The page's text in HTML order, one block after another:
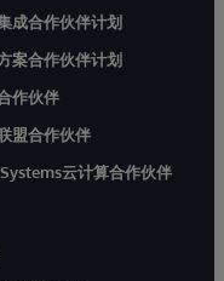
成合作伙伴计划
案合作伙伴计划
作伙伴
盟合作伙伴
云计算合作伙伴